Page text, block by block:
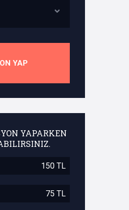
YAP
YAPARKEN
150 TL
75 TL